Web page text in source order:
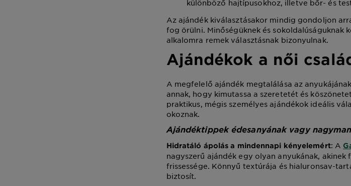
különböző hajtípusokhoz, illetve bőr- és
Az ajándék kiválasztásakor mindig gondoljon
fog örülni. Minőségüknek és sokoldalúságuknak
alkalomra remek választásnak bizonyulnak.
Ajándékok a női
A megfelelő ajándék megtalálása az
annak, hogy kimutassa a szeretetét és
praktikus, mégis személyes ajándékok ideális
okoznak.
Ajándéktippek édesanyának vagy
Hidratáló ápolás a mindennapi kényelemért: A
nagyszerű ajándék egy olyan anyukának,
frissessége. Könnyű textúrája és hialuronsav-
biztosít.